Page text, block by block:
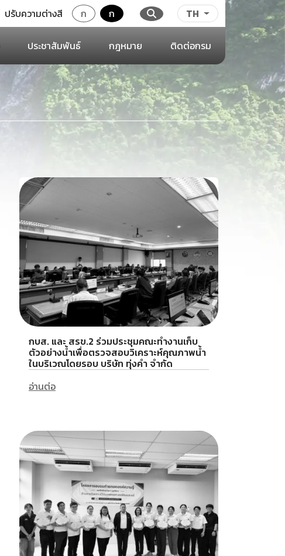
ปรับความต่างสี ก ก TH
ประชาสัมพันธ์ กฎหมาย ติดต่อกรม
กบส. และ สรข.2 ร่วมประชุมคณะทำงานเก็บ
ตัวอย่างน้ำเพื่อตรวจสอบวิเคราะห์คุณภาพน้ำ
ในบริเวณโดยรอบ บริษัท ทุ่งคำ จำกัด
อ่านต่อ